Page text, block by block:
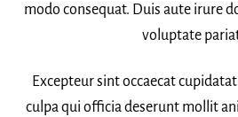
modo consequat. Duis aute irure
voluptate
Excepteur sint occaecat
culpa qui officia deserunt mollit